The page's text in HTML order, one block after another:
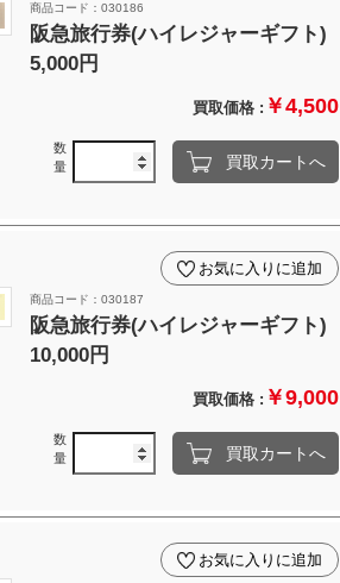
商品コード：030186
阪急旅行券(ハイレジャーギフト)
5,000円
買取価格 : ￥4,500
数
量
買取カートへ
商品コード：030187
阪急旅行券(ハイレジャーギフト)
10,000円
お気に入りに追加
買取価格 : ￥9,000
数
量
買取カートへ
お気に入りに追加